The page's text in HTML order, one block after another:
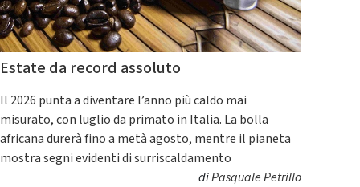
Estate da record assoluto
Il 2026 punta a diventare l’anno più caldo mai
misurato, con luglio da primato in Italia. La bolla
africana durerà fino a metà agosto, mentre il pianeta
mostra segni evidenti di surriscaldamento
diPasquale Petrillo